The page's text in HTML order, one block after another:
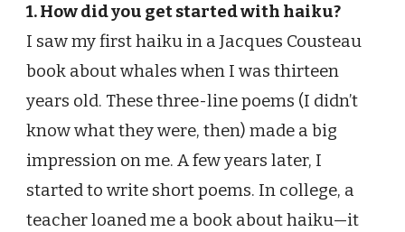
1. How did you get started with haiku?
I saw my first haiku in a Jacques Cousteau
book about whales when I was thirteen
years old. These three-line poems (I didn’t
know what they were, then) made a big
impression on me. A few years later, I
started to write short poems. In college, a
teacher loaned me a book about haiku—it